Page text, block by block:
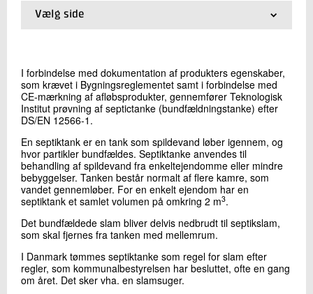
+45 72 20 26 37
Skriv til mig
Send
Vælg side
01.Forside
I forbindelse med dokumentation af produkters egenskaber,
som krævet i Bygningsreglementet samt i forbindelse med
CE-mærkning af afløbsprodukter, gennemfører Teknologisk
Institut prøvning af septictanke (bundfældningstanke) efter
DS/EN 12566-1.
En septiktank er en tank som spildevand løber igennem, og
hvor partikler bundfældes. Septiktanke anvendes til
behandling af spildevand fra enkeltejendomme eller mindre
bebyggelser. Tanken består normalt af flere kamre, som
vandet gennemløber. For en enkelt ejendom har en
septiktank et samlet volumen på omkring 2 m3.
Det bundfældede slam bliver delvis nedbrudt til septikslam,
som skal fjernes fra tanken med mellemrum.
I Danmark tømmes septiktanke som regel for slam efter
regler, som kommunalbestyrelsen har besluttet, ofte en gang
om året. Det sker vha. en slamsuger.